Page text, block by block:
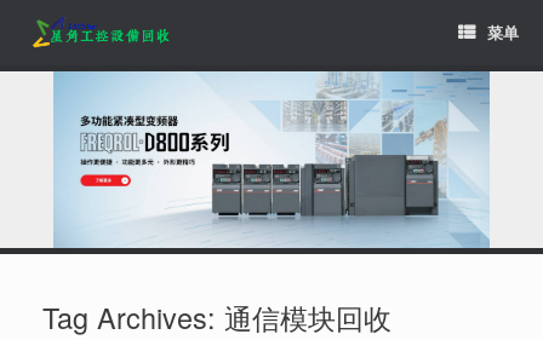
content
菜单
Tag Archives: 通信模块回收